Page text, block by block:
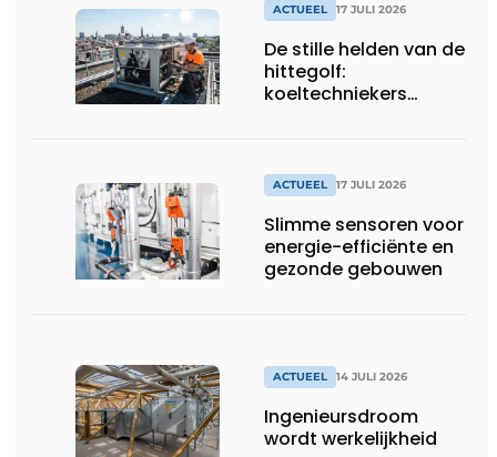
ACTUEEL 17 JULI 2026
De stille helden van de
hittegolf:
koeltechniekers
productiebedrijven
draaiende
ACTUEEL 17 JULI 2026
Slimme sensoren voor
energie-efficiënte en
gezonde gebouwen
ACTUEEL 14 JULI 2026
Ingenieursdroom
wordt werkelijkheid